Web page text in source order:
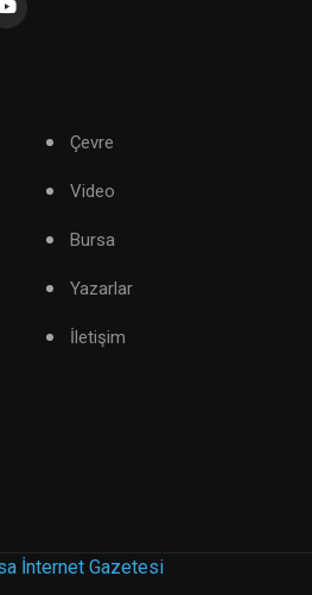
Çevre
Video
Bursa
Yazarlar
İletişim
İnternet Gazetesi